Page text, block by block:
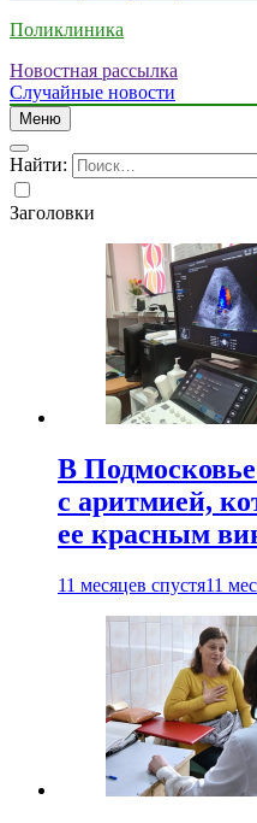
Поликлиника
Новостная рассылка
Случайные новости
Меню
Найти:
Заголовки
В
с аритмией,
ее красным
11 месяцев спустя11